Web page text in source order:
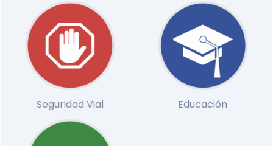
Seguridad Vial Educación